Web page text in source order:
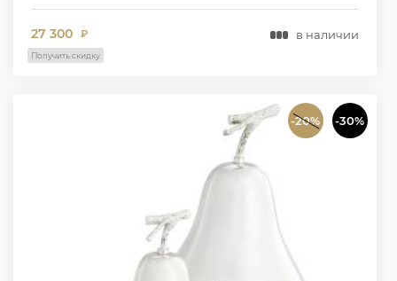
27 300 ₽ в наличии
Получить скидку
-20% -30%